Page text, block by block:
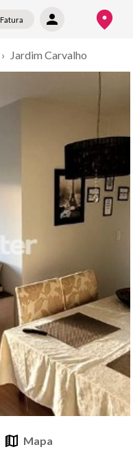
Fatura
› Jardim Carvalho
Mapa